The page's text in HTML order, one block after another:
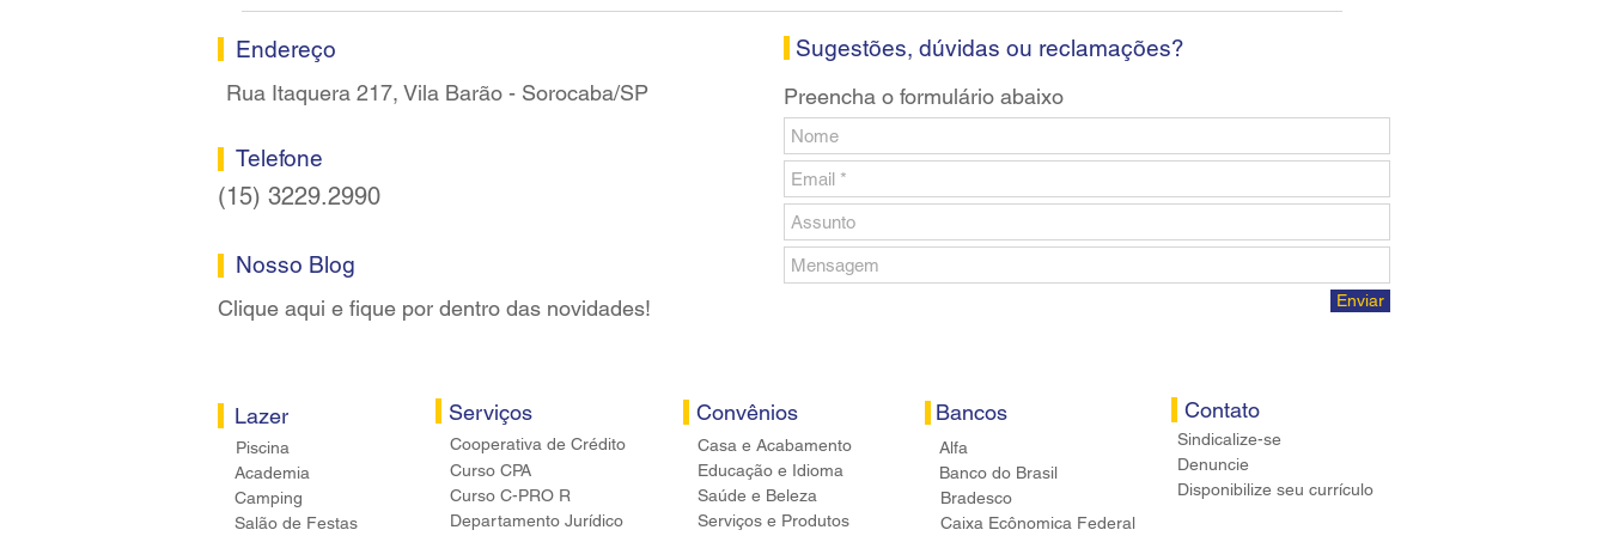
Endereço
Rua Itaquera 217, Vila Barão - Sorocaba/SP
Telefone
(15) 3229.2990
Nosso Blog
Clique aqui e fique por dentro das novidades!
Lazer
Piscina
Academia
Camping
Salão de Festas
Serviços
Cooperativa de Crédito
Curso CPA
Curso C-PRO R
Departamento Jurídico
Sugestões, dúvidas ou reclamações?
Preencha o formulário abaixo
Enviar
Convênios
Casa e Acabamento
Educação e Idioma
Saúde e Beleza
Serviços e Produtos
Bancos
Alfa
Banco do Brasil
Bradesco
Caixa Ecônomica Federal
Contato
Sindicalize-se
Denuncie
Disponibilize seu currículo